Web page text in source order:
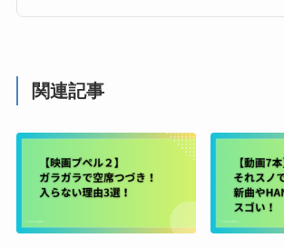
関連記事